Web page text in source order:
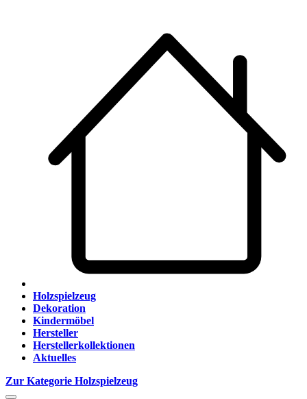
Holzspielzeug
Dekoration
Kindermöbel
Hersteller
Herstellerkollektionen
Aktuelles
Zur Kategorie Holzspielzeug